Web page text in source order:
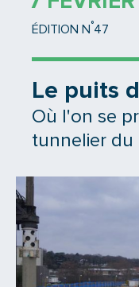
ÉDITION N °47
Le puits
Où l'on se
tunnelier du